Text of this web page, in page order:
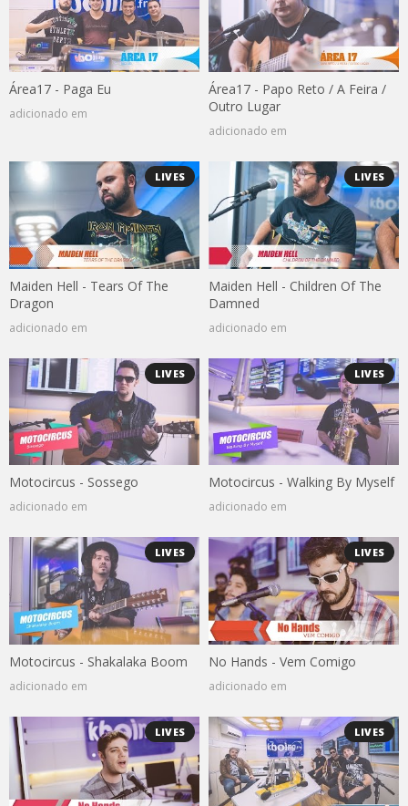
Área17 - Paga Eu
adicionado em
Área17 - Papo Reto / A Feira /
Outro Lugar
adicionado em
LIVES
Maiden Hell - Tears Of The
Dragon
adicionado em
LIVES
Maiden Hell - Children Of The
Damned
adicionado em
LIVES
Motocircus - Sossego
adicionado em
LIVES
Motocircus - Walking By Myself
adicionado em
LIVES
Motocircus - Shakalaka Boom
adicionado em
LIVES
No Hands - Vem Comigo
adicionado em
LIVES LIVES